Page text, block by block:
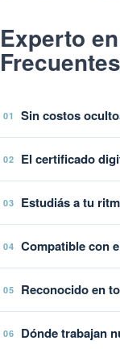
Experto
Frecuentes
01 Sin costos
02 El certificado
03 Estudiás a tu
04 Compatible con
05 Reconocido en
06 Dónde trabajan